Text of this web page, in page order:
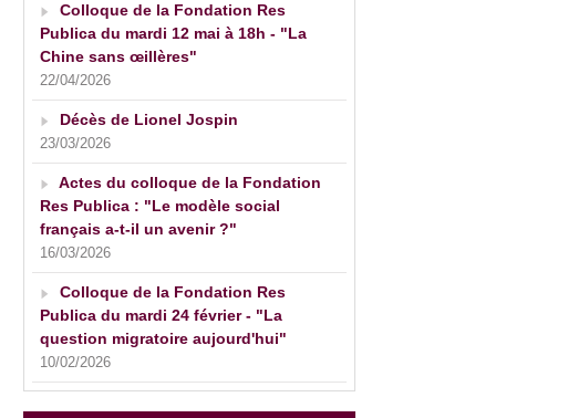
Colloque de la Fondation Res
Publica du mardi 12 mai à 18h - "La
Chine sans œillères"
22/04/2026
Décès de Lionel Jospin
23/03/2026
Actes du colloque de la Fondation
Res Publica : "Le modèle social
français a-t-il un avenir ?"
16/03/2026
Colloque de la Fondation Res
Publica du mardi 24 février - "La
question migratoire aujourd'hui"
10/02/2026